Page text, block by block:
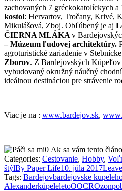
zachovaných 7 gréckokatolíckych
kostol: Hervartov, Tročany, Krivé,
Mikulášová, Zboj. Obľúbený je aj
ČIERNA MLÁKA v
– Múzeum ľudovej architektúry.
agroturistické zariadenie v
Zborov. Z Bardejovských
vybudovaný okružný náučný
ideálnou destináciou pre strávenie
Viac je na : www.bardejov.sk,
0 Ak sa vám tento
Categories: Cestovanie, Hobby,
štýlBy Paper Life10. júla 2017
Tags: Bardejovbardejovske kupele
AlexanderkúpeleletoOOCROzon